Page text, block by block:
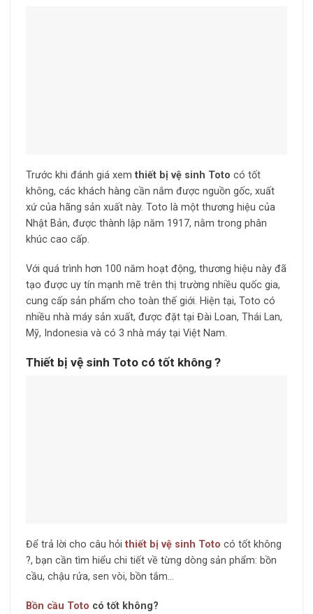
Trước khi đánh giá xem thiết bị vệ sinh Toto có tốt
không, các khách hàng cần nắm được nguồn gốc, xuất
xứ của hãng sản xuất này. Toto là một thương hiệu của
Nhật Bản, được thành lập năm 1917, nằm trong phân
khúc cao cấp.
Với quá trình hơn 100 năm hoạt động, thương hiệu này đã
tạo được uy tín mạnh mẽ trên thị trường nhiều quốc gia,
cung cấp sản phẩm cho toàn thế giới. Hiện tại, Toto có
nhiều nhà máy sản xuất, được đặt tại Đài Loan, Thái Lan,
Mỹ, Indonesia và có 3 nhà máy tại Việt Nam.
Thiết bị vệ sinh Toto có tốt không ?
Để trả lời cho câu hỏi thiết bị vệ sinh Toto có tốt không
?, bạn cần tìm hiểu chi tiết về từng dòng sản phẩm: bồn
cầu, chậu rửa, sen vòi, bồn tắm…
Bồn cầu Toto có tốt không?